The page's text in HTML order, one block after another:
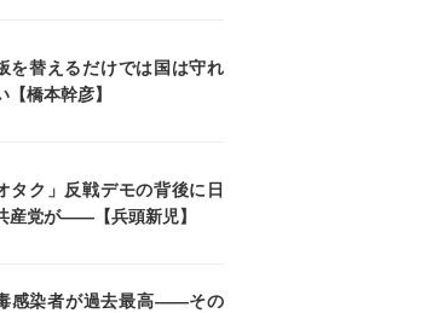
を替えるだけでは国は守れ
【橋本幹彦】
タク」反戦デモの背後に日
産党が――【兵頭新児】
感染者が過去最高――その